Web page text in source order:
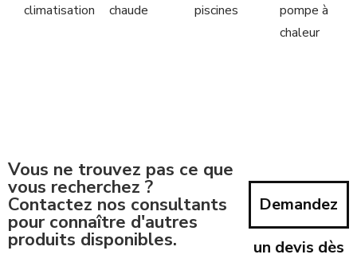
climatisation
chaude
piscines
pompe à
chaleur
Vous ne trouvez pas ce que
vous recherchez ?
Contactez nos consultants
pour connaître d'autres
produits disponibles.
Demandez
un devis dès